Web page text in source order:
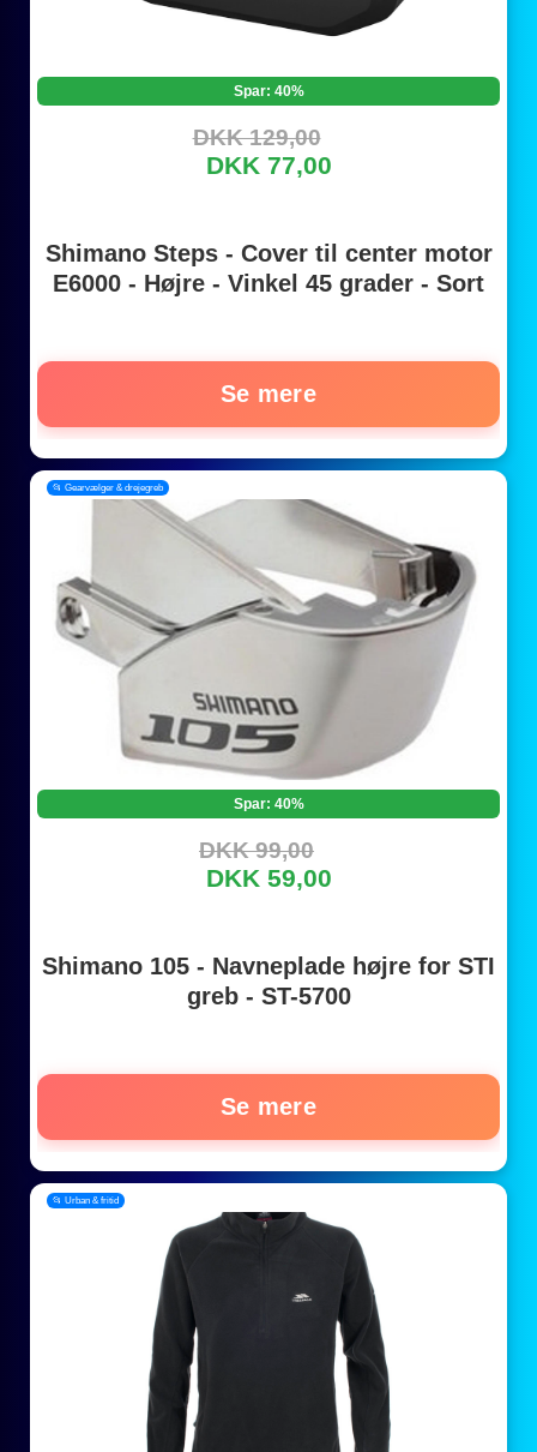
Spar: 40%
DKK 129,00
DKK 77,00
Shimano Steps - Cover til center motor
E6000 - Højre - Vinkel 45 grader - Sort
Se mere
📂 Gearvælger & drejegreb
Spar: 40%
DKK 99,00
DKK 59,00
Shimano 105 - Navneplade højre for STI
greb - ST-5700
Se mere
📂 Urban & fritid